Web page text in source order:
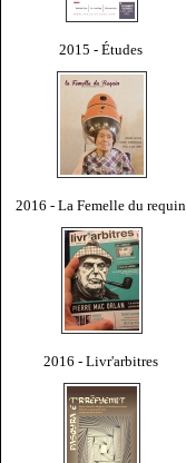
2015 - Études
2016 - La Femelle du requin
2016 - Livr'arbitres